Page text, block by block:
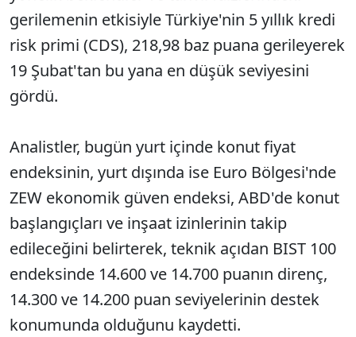
gerilemenin etkisiyle Türkiye'nin 5 yıllık kredi
risk primi (CDS), 218,98 baz puana gerileyerek
19 Şubat'tan bu yana en düşük seviyesini
gördü.
Analistler, bugün yurt içinde konut fiyat
endeksinin, yurt dışında ise Euro Bölgesi'nde
ZEW ekonomik güven endeksi, ABD'de konut
başlangıçları ve inşaat izinlerinin takip
edileceğini belirterek, teknik açıdan BIST 100
endeksinde 14.600 ve 14.700 puanın direnç,
14.300 ve 14.200 puan seviyelerinin destek
konumunda olduğunu kaydetti.